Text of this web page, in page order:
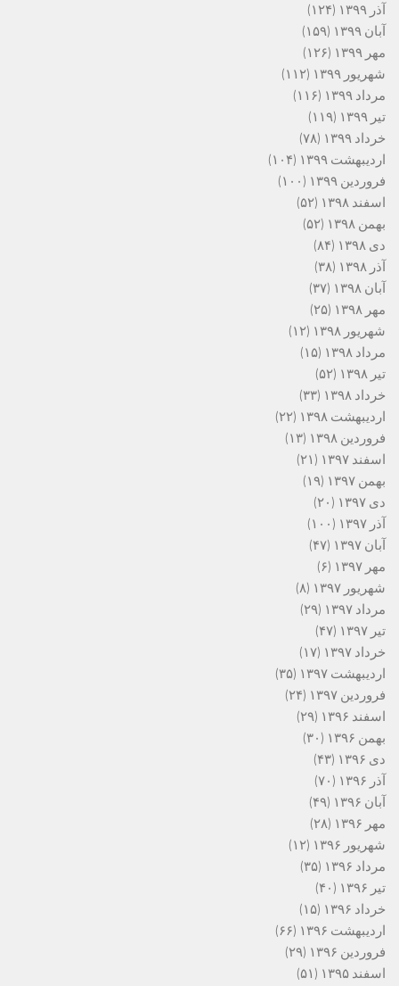
آذر ۱۳۹۹
(۱۲۴)
آبان ۱۳۹۹
(۱۵۹)
مهر ۱۳۹۹
(۱۲۶)
شهریور ۱۳۹۹
(۱۱۲)
مرداد ۱۳۹۹
(۱۱۶)
تیر ۱۳۹۹
(۱۱۹)
خرداد ۱۳۹۹
(۷۸)
اردیبهشت ۱۳۹۹
(۱۰۴)
فروردین ۱۳۹۹
(۱۰۰)
اسفند ۱۳۹۸
(۵۲)
بهمن ۱۳۹۸
(۵۲)
دی ۱۳۹۸
(۸۴)
آذر ۱۳۹۸
(۳۸)
آبان ۱۳۹۸
(۳۷)
مهر ۱۳۹۸
(۲۵)
شهریور ۱۳۹۸
(۱۲)
مرداد ۱۳۹۸
(۱۵)
تیر ۱۳۹۸
(۵۲)
خرداد ۱۳۹۸
(۳۳)
اردیبهشت ۱۳۹۸
(۲۲)
فروردین ۱۳۹۸
(۱۳)
اسفند ۱۳۹۷
(۲۱)
بهمن ۱۳۹۷
(۱۹)
دی ۱۳۹۷
(۲۰)
آذر ۱۳۹۷
(۱۰۰)
آبان ۱۳۹۷
(۴۷)
مهر ۱۳۹۷
(۶)
شهریور ۱۳۹۷
(۸)
مرداد ۱۳۹۷
(۲۹)
تیر ۱۳۹۷
(۴۷)
خرداد ۱۳۹۷
(۱۷)
اردیبهشت ۱۳۹۷
(۳۵)
فروردین ۱۳۹۷
(۲۴)
اسفند ۱۳۹۶
(۲۹)
بهمن ۱۳۹۶
(۳۰)
دی ۱۳۹۶
(۴۳)
آذر ۱۳۹۶
(۷۰)
آبان ۱۳۹۶
(۴۹)
مهر ۱۳۹۶
(۲۸)
شهریور ۱۳۹۶
(۱۲)
مرداد ۱۳۹۶
(۳۵)
تیر ۱۳۹۶
(۴۰)
خرداد ۱۳۹۶
(۱۵)
اردیبهشت ۱۳۹۶
(۶۶)
فروردین ۱۳۹۶
(۲۹)
اسفند ۱۳۹۵
(۵۱)